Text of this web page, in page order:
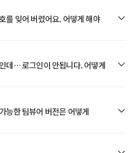
메일로 보낼 수 있어 매우 편리합니다.
설정한 좌표계가 맞는지 확인한
야 합니다.
게 복구 요청하시기 바랍니다.
를 잊어 버렸어요. 어떻게 해야
락주시기 바랍니다.
하실 수 있습니다.
데… 로그인이 안됩니다. 어떻게
능한 팀뷰어 버전은 어떻게
원격지원으로 사용하는 팀뷰어